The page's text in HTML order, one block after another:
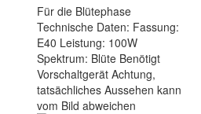
Für die Blütephase
Technische Daten: Fassung:
E40 Leistung: 100W
Spektrum: Blüte Benötigt
Vorschaltgerät Achtung,
tatsächliches Aussehen kann
vom Bild abweichen